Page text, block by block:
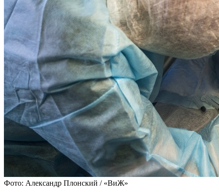
Фото: Александр Плонский / «ВиЖ»